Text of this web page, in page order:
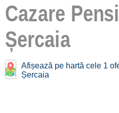
Cazare
Șercaia
Afișează pe hartă cele 1
Șercaia
Pensiuni în apropiere de
Șercaia:
Sâmbăta